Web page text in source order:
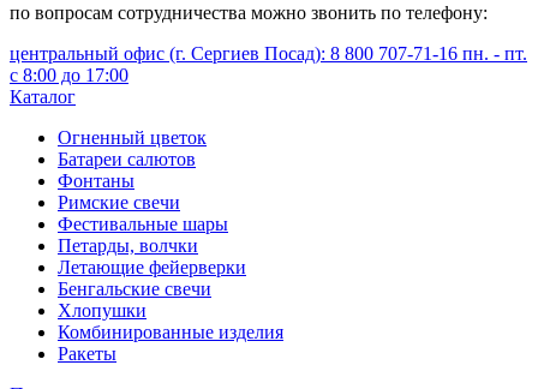
по вопросам сотрудничества можно звонить по телефону:
центральный офис (г. Сергиев Посад): 8 800 707-71-16 пн. - пт.
с 8:00 до 17:00
Каталог
Огненный цветок
Батареи салютов
Фонтаны
Римские свечи
Фестивальные шары
Петарды, волчки
Летающие фейерверки
Бенгальские свечи
Хлопушки
Комбинированные изделия
Ракеты